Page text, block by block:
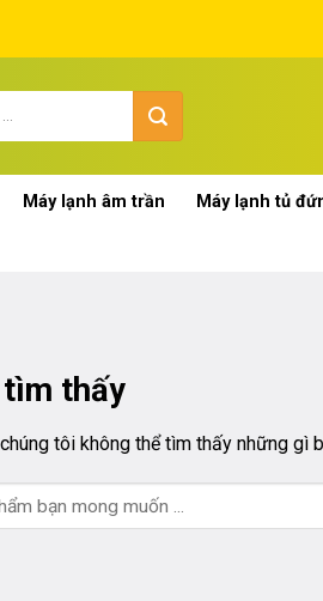
Máy lạnh âm trần Máy lạnh tủ
tìm thấy
tôi không thể tìm thấy những gì